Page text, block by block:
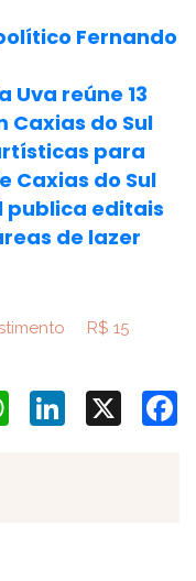
Fernando
Uva reúne 13
Caxias do Sul
para
Caxias do Sul
publica editais
de lazer
R$ 15
LinkedIn
WhatsApp